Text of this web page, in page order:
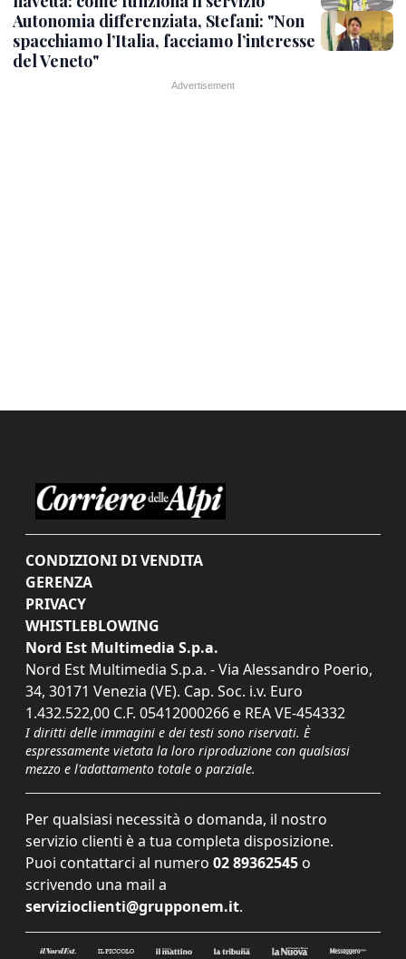
Autonomia differenziata, Stefani: "Non
spacchiamo l’Italia, facciamo l’interesse
del Veneto"
CONDIZIONI DI VENDITA
GERENZA
PRIVACY
WHISTLEBLOWING
Nord Est Multimedia S.p.a.
Nord Est Multimedia S.p.a. - Via Alessandro Poerio,
34, 30171 Venezia (VE). Cap. Soc. i.v. Euro
1.432.522,00 C.F. 05412000266 e REA VE-454332
I diritti delle immagini e dei testi sono riservati. È
espressamente vietata la loro riproduzione con qualsiasi
mezzo e l'adattamento totale o parziale.
Per qualsiasi necessità o domanda, il nostro
servizio clienti è a tua completa disposizione.
Puoi contattarci al numero 02 89362545 o
scrivendo una mail a
servizioclienti@grupponem.it.